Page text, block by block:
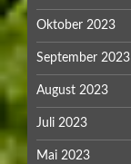
Oktober 2023
September 2023
August 2023
Juli 2023
Mai 2023